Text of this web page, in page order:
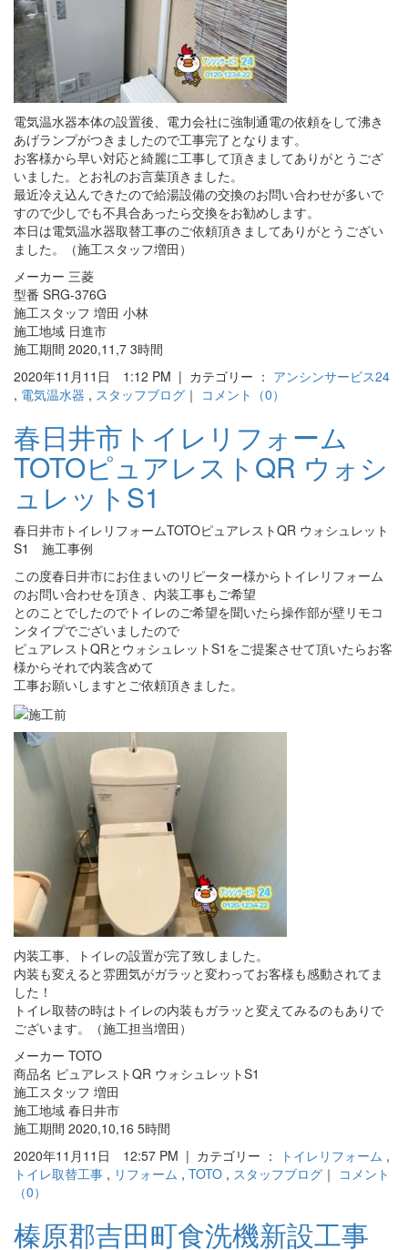
電気温水器本体の設置後、電力会社に強制通電の依頼をして沸き
あげランプがつきましたので工事完了となります。
お客様から早い対応と綺麗に工事して頂きましてありがとうござ
いました。とお礼のお言葉頂きました。
最近冷え込んできたので給湯設備の交換のお問い合わせが多いで
すので少しでも不具合あったら交換をお勧めします。
本日は電気温水器取替工事のご依頼頂きましてありがとうござい
ました。（施工スタッフ増田）
メーカー 三菱
型番 SRG-376G
施工スタッフ 増田 小林
施工地域 日進市
施工期間 2020,11,7 3時間
2020年11月11日 1:12 PM | カテゴリー ： アンシンサービス24
, 電気温水器 , スタッフブログ ｜ コメント（0）
春日井市トイレリフォーム
TOTOピュアレストQR ウォシ
ュレットS1
春日井市トイレリフォームTOTOピュアレストQR ウォシュレット
S1 施工事例
この度春日井市にお住まいのリピーター様からトイレリフォーム
のお問い合わせを頂き、内装工事もご希望
とのことでしたのでトイレのご希望を聞いたら操作部が壁リモコ
ンタイプでございましたので
ピュアレストQRとウォシュレットS1をご提案させて頂いたらお客
様からそれで内装含めて
工事お願いしますとご依頼頂きました。
内装工事、トイレの設置が完了致しました。
内装も変えると雰囲気がガラッと変わってお客様も感動されてま
した！
トイレ取替の時はトイレの内装もガラッと変えてみるのもありで
ございます。（施工担当増田）
メーカー TOTO
商品名 ピュアレストQR ウォシュレットS1
施工スタッフ 増田
施工地域 春日井市
施工期間 2020,10,16 5時間
2020年11月11日 12:57 PM | カテゴリー ：
トイレリフォーム ,
トイレ取替工事 , リフォーム , TOTO , スタッフブログ ｜ コメント
（0）
榛原郡吉田町食洗機新設工事